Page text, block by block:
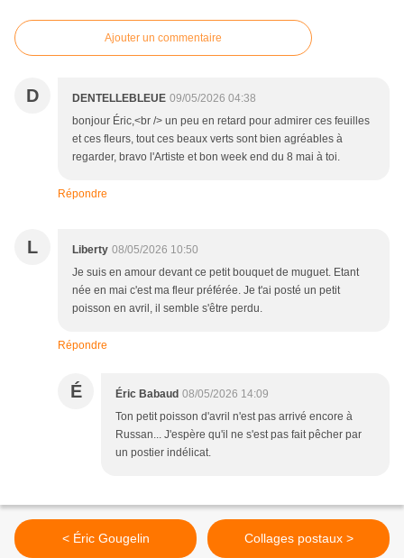
Ajouter un commentaire
D DENTELLEBLEUE 09/05/2026 04:38
bonjour Éric,<br /> un peu en retard pour admirer ces feuilles
et ces fleurs, tout ces beaux verts sont bien agréables à
regarder, bravo l'Artiste et bon week end du 8 mai à toi.
Répondre
L Liberty 08/05/2026 10:50
Je suis en amour devant ce petit bouquet de muguet. Etant
née en mai c'est ma fleur préférée. Je t'ai posté un petit
poisson en avril, il semble s'être perdu.
Répondre
É Éric Babaud 08/05/2026 14:09
Ton petit poisson d'avril n'est pas arrivé encore à
Russan... J'espère qu'il ne s'est pas fait pêcher par
un postier indélicat.
< Éric Gougelin Collages postaux >